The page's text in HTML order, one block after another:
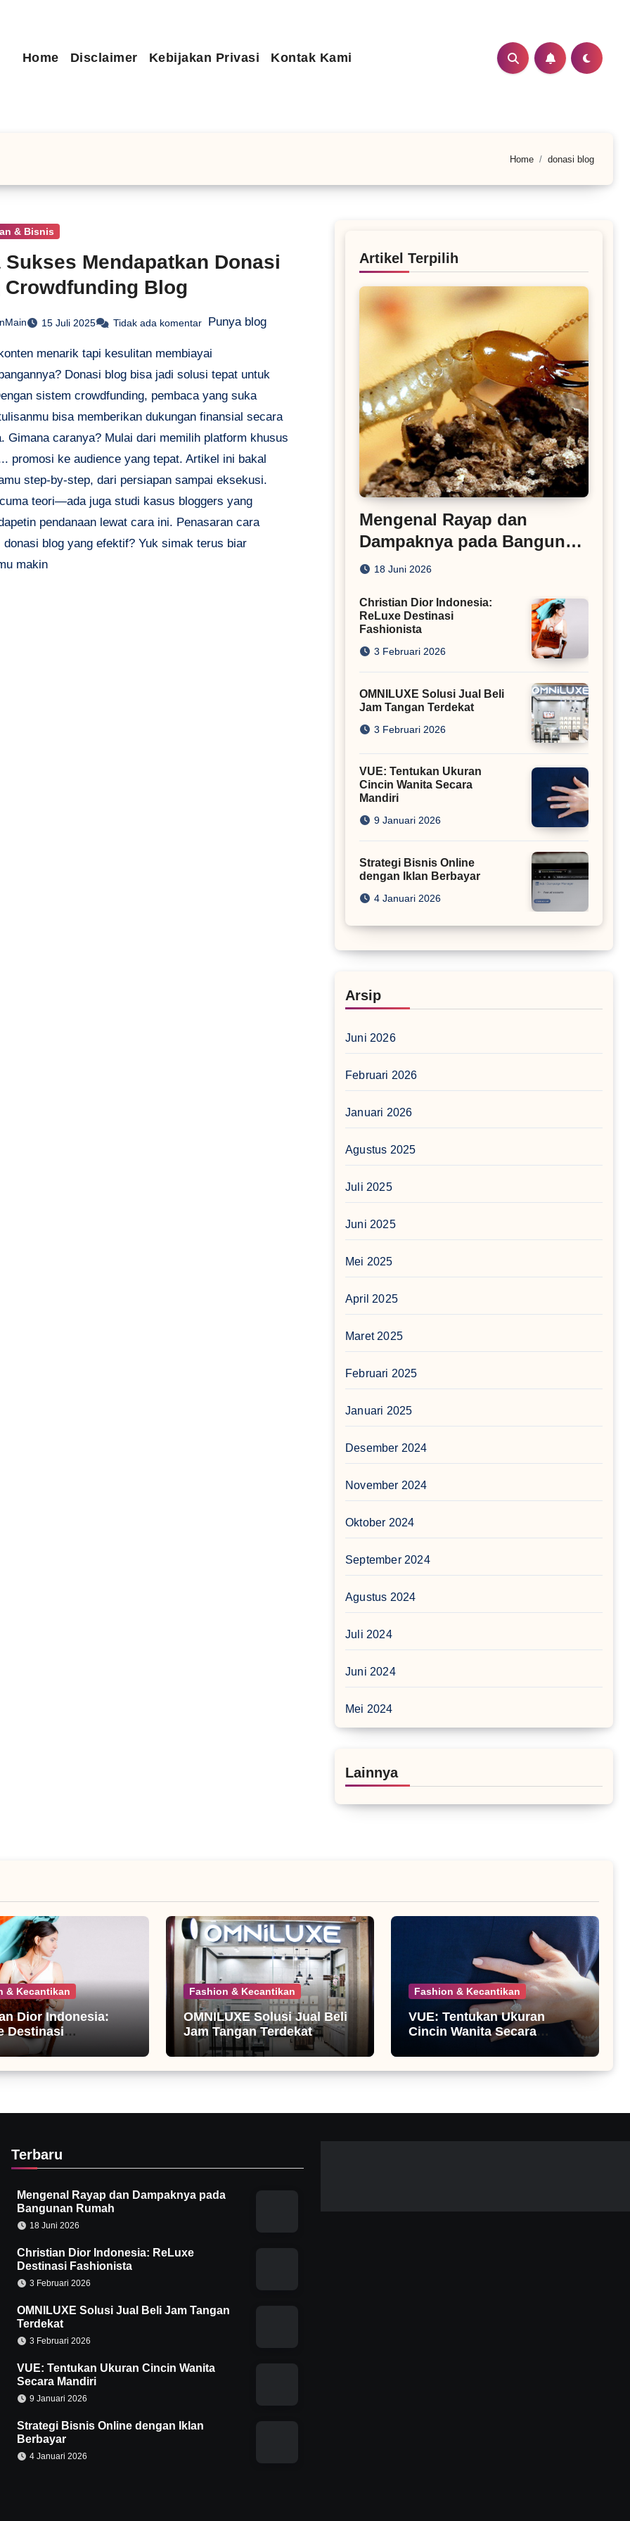
Home Disclaimer Kebijakan Privasi Kontak Kami
Home donasi blog
& Bisnis
Sukses Mendapatkan Donasi
Crowdfunding Blog
15 Juli 2025 Tidak ada komentar Punya blog
menarik tapi kesulitan membiayai
Donasi blog bisa jadi solusi tepat untuk
sistem crowdfunding, pembaca yang suka
bisa memberikan dukungan finansial secara
Gimana caranya? Mulai dari memilih platform khusus
promosi ke audience yang tepat. Artikel ini bakal
step-by-step, dari persiapan sampai eksekusi.
teori—ada juga studi kasus bloggers yang
pendanaan lewat cara ini. Penasaran cara
donasi blog yang efektif? Yuk simak terus biar
makin
Artikel Terpilih
Mengenal Rayap dan
Dampaknya pada Bangunan
Rumah
18 Juni 2026
Christian Dior Indonesia:
ReLuxe Destinasi
Fashionista
3 Februari 2026
OMNILUXE Solusi Jual Beli
Jam Tangan Terdekat
3 Februari 2026
VUE: Tentukan Ukuran
Cincin Wanita Secara
Mandiri
9 Januari 2026
Strategi Bisnis Online
dengan Iklan Berbayar
4 Januari 2026
Arsip
Juni 2026
Februari 2026
Januari 2026
Agustus 2025
Juli 2025
Juni 2025
Mei 2025
April 2025
Maret 2025
Februari 2025
Januari 2025
Desember 2024
November 2024
Oktober 2024
September 2024
Agustus 2024
Juli 2024
Juni 2024
Mei 2024
Lainnya
& Kecantikan
Dior Indonesia:
Destinasi
Fashion & Kecantikan
OMNILUXE Solusi Jual Beli
Jam Tangan Terdekat
Fashion & Kecantikan
VUE: Tentukan Ukuran
Cincin Wanita Secara
Terbaru
Mengenal Rayap dan Dampaknya pada
Bangunan Rumah
18 Juni 2026
Christian Dior Indonesia: ReLuxe
Destinasi Fashionista
3 Februari 2026
OMNILUXE Solusi Jual Beli Jam Tangan
Terdekat
3 Februari 2026
VUE: Tentukan Ukuran Cincin Wanita
Secara Mandiri
9 Januari 2026
Strategi Bisnis Online dengan Iklan
Berbayar
4 Januari 2026